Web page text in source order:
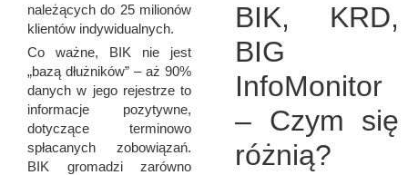
należących do 25 milionów
klientów indywidualnych.
Co ważne, BIK nie jest
„bazą dłużników” – aż 90%
danych w jego rejestrze to
informacje pozytywne,
dotyczące terminowo
spłacanych zobowiązań.
BIK gromadzi zarówno
BIK, KRD,
BIG
InfoMonitor
– Czym się
różnią?